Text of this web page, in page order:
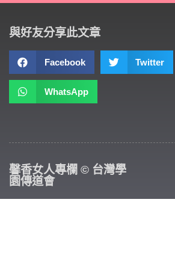
與好友分享此文章
Facebook Twitter
WhatsApp
馨香女人專欄 © 台灣學
園傳道會